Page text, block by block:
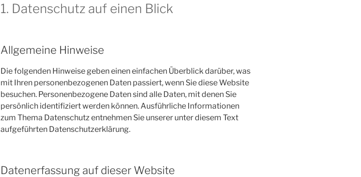
1. Datenschutz auf einen Blick
Allgemeine Hinweise
Die folgenden Hinweise geben einen einfachen Überblick darüber, was
mit Ihren personenbezogenen Daten passiert, wenn Sie diese Website
besuchen. Personenbezogene Daten sind alle Daten, mit denen Sie
persönlich identifiziert werden können. Ausführliche Informationen
zum Thema Datenschutz entnehmen Sie unserer unter diesem Text
aufgeführten Datenschutzerklärung.
Datenerfassung auf dieser Website